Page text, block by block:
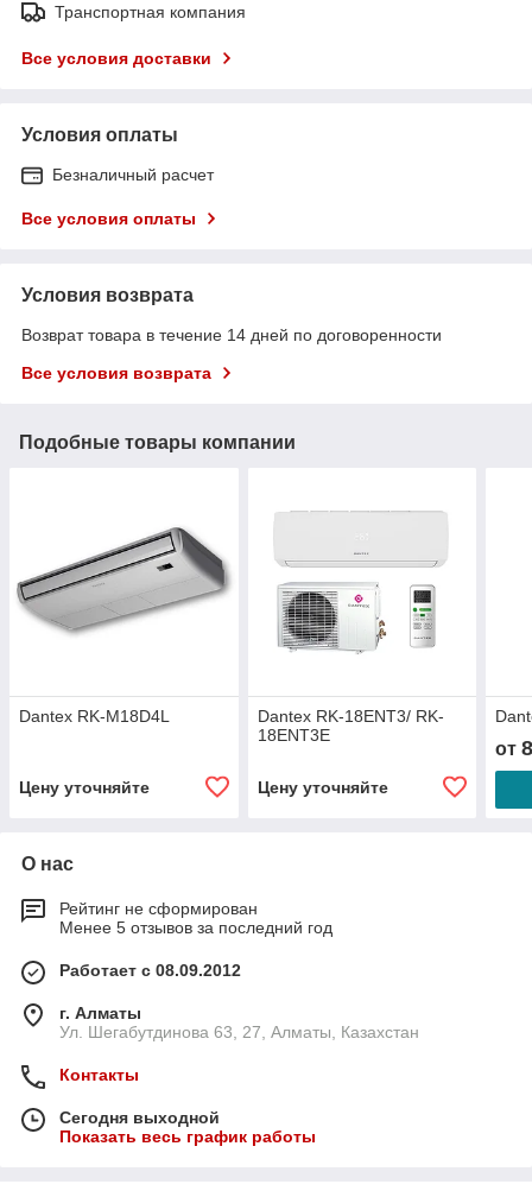
Транспортная компания
Все условия доставки
Условия оплаты
Безналичный расчет
Все условия оплаты
Условия возврата
Возврат товара в течение 14 дней по договоренности
Все условия возврата
Подобные товары компании
Dantex RK-M18D4L
Цену уточняйте
Dantex RK-18ENT3/ RK-
18ENT3E
Цену уточняйте
от
О нас
Рейтинг не сформирован
Менее 5 отзывов за последний год
Работает с 08.09.2012
г. Алматы
Ул. Шегабутдинова 63, 27, Алматы, Казахстан
Контакты
Сегодня выходной
Показать весь график работы